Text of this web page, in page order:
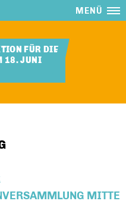
MENÜ
FÜR DIE
18. JUNI
MITTE